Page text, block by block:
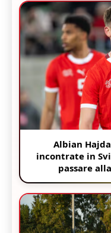
Albian
incontrate in
passare